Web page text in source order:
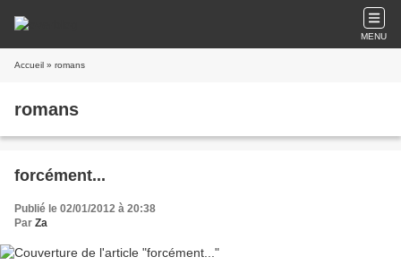
MENU
Accueil » romans
romans
forcément...
Publié le 02/01/2012 à 20:38
Par Za